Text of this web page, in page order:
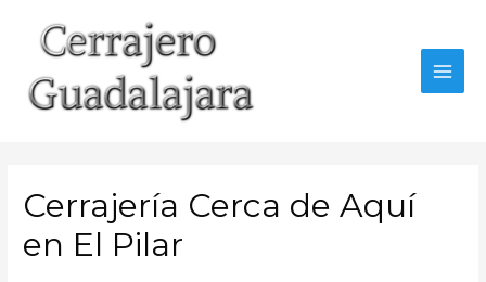
contenido
Cerrajería Cerca de Aquí
en El Pilar